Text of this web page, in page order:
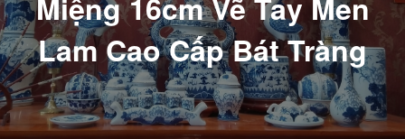
Lam Cao Cấp Bát Tràng